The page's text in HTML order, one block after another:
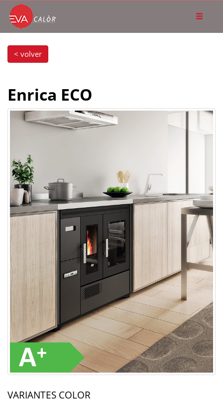
< volver
Enrica ECO
VARIANTES COLOR